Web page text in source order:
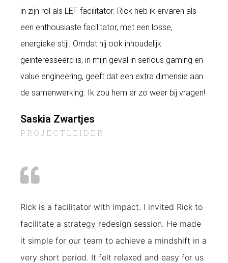
in zijn rol als LEF facilitator. Rick heb ik ervaren als
een enthousiaste facilitator, met een losse,
energieke stijl. Omdat hij ook inhoudelijk
geïnteresseerd is, in mijn geval in serious gaming en
value engineering, geeft dat een extra dimensie aan
de samenwerking. Ik zou hem er zo weer bij vragen!
Saskia Zwartjes
PROJECTLEIDER
Rick is a facilitator with impact. I invited Rick to
facilitate a strategy redesign session. He made
it simple for our team to achieve a mindshift in a
very short period. It felt relaxed and easy for us